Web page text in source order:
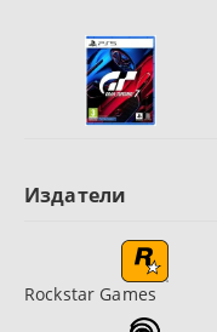
Издатели
Rockstar Games